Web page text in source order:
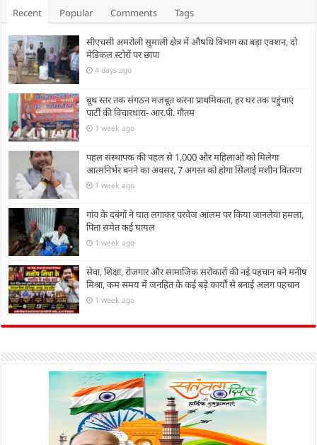
Recent Popular Comments Tags
सीएचसी अमरोली सुमाली क्षेत्र में औषधि विभाग का बड़ा एक्शन, दो
मेडिकल स्टोरों पर छापा
4 days ago
बूथ स्तर तक संगठन मजबूत करना प्राथमिकता, हर घर तक पहुंचाएं
पार्टी की विचारधारा- आर.पी. गौतम
1 week ago
पहल संस्थापक की पहल से 1,000 और महिलाओं को मिलेगा
आत्मनिर्भर बनने का अवसर, 7 अगस्त को होगा सिलाई मशीन वितरण
1 week ago
गांव के दबंगों ने घात लगाकर परवेज आलम पर किया जानलेवा हमला,
पिता समेत कई घायल
1 week ago
सेवा, शिक्षा, रोजगार और सामाजिक सरोकारों की नई पहचान बने मनीष
मिश्रा, कम समय में जनहित के कई बड़े कार्यों से बनाई अलग पहचान
1 week ago